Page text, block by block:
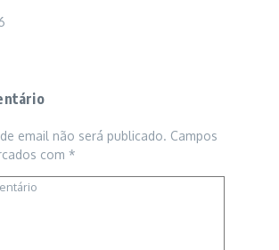
email não será publicado. Campos
com *